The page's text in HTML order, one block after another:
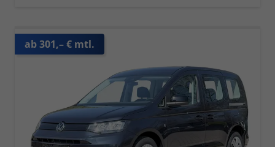
ab 301,– € mtl.